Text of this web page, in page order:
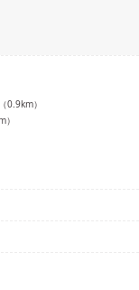
（0.9km）
）